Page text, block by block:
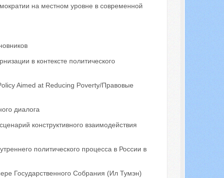
на местном уровне в современной
в контексте политического
Aimed at Reducing Poverty/Правовые
диалога
конструктивного взаимодействия
политического процесса в России в
Государственного Собрания (Ил Тумэн)